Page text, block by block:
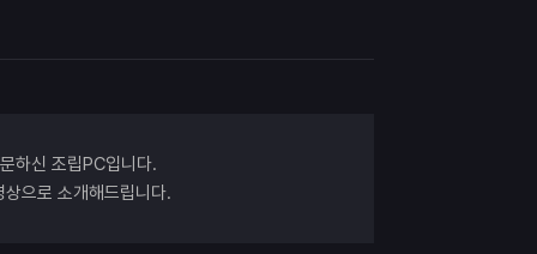
하신 조립PC입니다.
으로 소개해드립니다.